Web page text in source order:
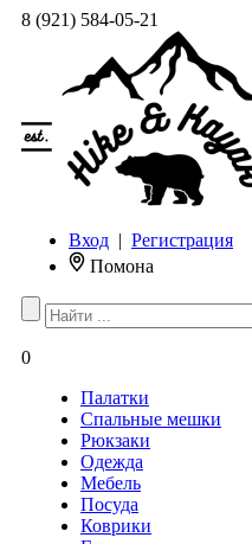
8 (921) 584-05-21
Вход | Регистрация
Помона
0
Палатки
Спальные мешки
Рюкзаки
Одежда
Мебель
Посуда
Коврики